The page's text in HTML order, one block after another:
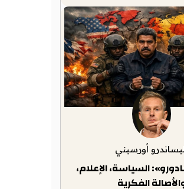
أورسيني
السياسة، الإعلام،
الفكرية